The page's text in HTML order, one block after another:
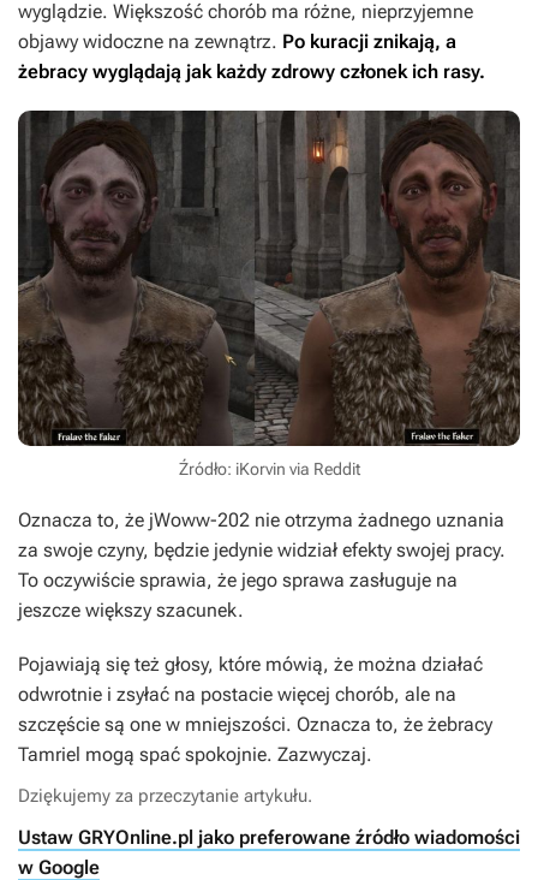
wyglądzie. Większość chorób ma różne, nieprzyjemne
objawy widoczne na zewnątrz. Po kuracji znikają, a
żebracy wyglądają jak każdy zdrowy członek ich rasy.
Źródło: iKorvin via Reddit
Oznacza to, że jWoww-202 nie otrzyma żadnego uznania
za swoje czyny, będzie jedynie widział efekty swojej pracy.
To oczywiście sprawia, że jego sprawa zasługuje na
jeszcze większy szacunek.
Pojawiają się też głosy, które mówią, że można działać
odwrotnie i zsyłać na postacie więcej chorób, ale na
szczęście są one w mniejszości. Oznacza to, że żebracy
Tamriel mogą spać spokojnie. Zazwyczaj.
Dziękujemy za przeczytanie artykułu.
Ustaw GRYOnline.pl jako preferowane źródło wiadomości
w Google